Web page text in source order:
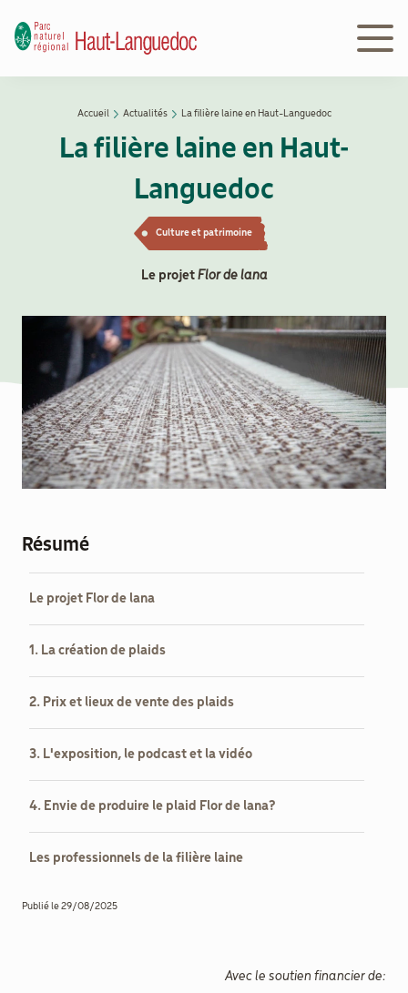
contenu
principal
Découvrir
le Parc
peut
vous
aider
Boulègue
Agenda
Recrutement
Documenthèque
Recherche
d'Ariane
Accueil Actualités La filière laine en Haut-Languedoc
La filière laine en Haut-
Languedoc
Culture et patrimoine
Le projetFlor de lana
Résumé
Le projet Flor de lana
1. La création de plaids
2. Prix et lieux de vente des plaids
3. L'exposition, le podcast et la vidéo
4. Envie de produire le plaid Flor de lana?
Les professionnels de la filière laine
Publié le 29/08/2025
Avec le soutien financier de: